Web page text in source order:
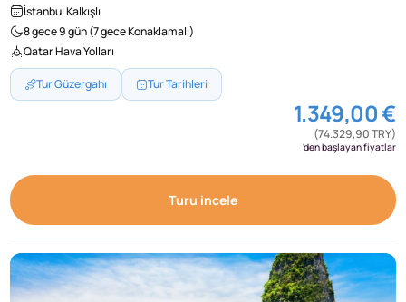
İstanbul Kalkışlı
8 gece 9 gün (7 gece Konaklamalı)
Qatar Hava Yolları
Tur Güzergahı Tur Tarihleri
1.349,00 €
(74.329,90 TRY)
'den başlayan fiyatlar
Turu incele